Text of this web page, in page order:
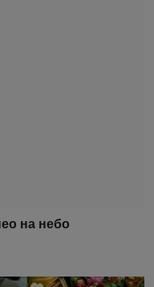
на небо